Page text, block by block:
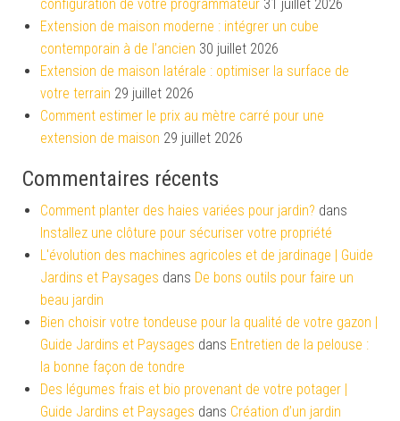
configuration de votre programmateur 31 juillet 2026
Extension de maison moderne : intégrer un cube
contemporain à de l’ancien 30 juillet 2026
Extension de maison latérale : optimiser la surface de
votre terrain 29 juillet 2026
Comment estimer le prix au mètre carré pour une
extension de maison 29 juillet 2026
Commentaires récents
Comment planter des haies variées pour jardin? dans
Installez une clôture pour sécuriser votre propriété
L'évolution des machines agricoles et de jardinage | Guide
Jardins et Paysages dans De bons outils pour faire un
beau jardin
Bien choisir votre tondeuse pour la qualité de votre gazon |
Guide Jardins et Paysages dans Entretien de la pelouse :
la bonne façon de tondre
Des légumes frais et bio provenant de votre potager |
Guide Jardins et Paysages dans Création d’un jardin